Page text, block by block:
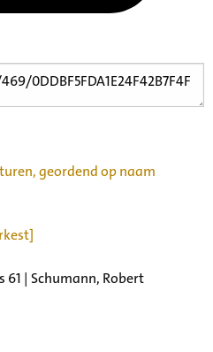
geordend op naam
61 | Schumann, Robert